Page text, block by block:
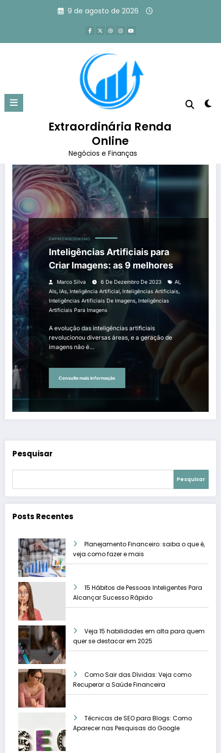
9 de agosto de 2026
Extraordinária Renda
Online
Negócios e Finanças
Tag: AI
EMPREENDEDORISMO
Inteligências Artificiais para
Criar Imagens: as 9 melhores
Marco Silva 6 De Dezembro De 2023 AI,
AIs, IAs, Inteligência Artificial, Inteligências Artificiais,
Inteligências Artificiais De Imagens, Inteligências
Artificiais Para Imagens
A evolução das inteligências artificiais
revolucionou diversas áreas, e a geração de
imagens não é…
Consulte mais informação
Pesquisar
Pesquisar
Posts Recentes
Planejamento Financeiro: saiba o que é,
veja como fazer e mais
15 Hábitos de Pessoas Inteligentes Para
Alcançar Sucesso Rápido
Veja 15 habilidades em alta para quem
quer se destacar em 2025
Como Sair das Dívidas: Veja como
Recuperar a Saúde Financeira
Técnicas de SEO para Blogs: Como
Aparecer nas Pesquisas do Google